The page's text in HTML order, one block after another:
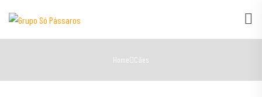
Home Cães